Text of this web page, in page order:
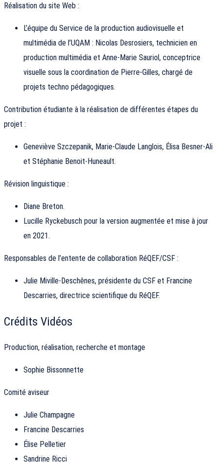
Réalisation du site Web :
L’équipe du Service de la production audiovisuelle et
multimédia de l’UQAM : Nicolas Desrosiers, technicien en
production multimédia et Anne-Marie Sauriol, conceptrice
visuelle sous la coordination de Pierre-Gilles, chargé de
projets techno pédagogiques.
Contribution étudiante à la réalisation de différentes étapes du
projet :
Geneviève Szczepanik, Marie-Claude Langlois, Élisa Besner-Ali
et Stéphanie Benoit-Huneault.
Révision linguistique :
Diane Breton.
Lucille Ryckebusch pour la version augmentée et mise à jour
en 2021.
Responsables de l’entente de collaboration RéQEF/CSF :
Julie Miville-Deschênes, présidente du CSF et Francine
Descarries, directrice scientifique du RéQEF.
Crédits Vidéos
Production, réalisation, recherche et montage
Sophie Bissonnette
Comité aviseur
Julie Champagne
Francine Descarries
Élise Pelletier
Sandrine Ricci